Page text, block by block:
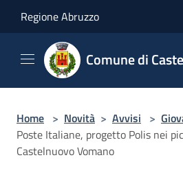
Regione Abruzzo
Comune di
Home > Novità > Avvisi >
Poste Italiane, progetto Polis nei
Castelnuovo Vomano